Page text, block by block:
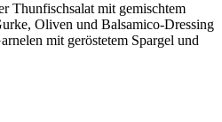
Thunfischsalat mit gemischtem
Oliven und Balsamico-Dressing
mit geröstetem Spargel und